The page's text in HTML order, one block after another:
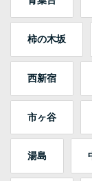
柿の木坂
西新宿
市ヶ谷
湯島